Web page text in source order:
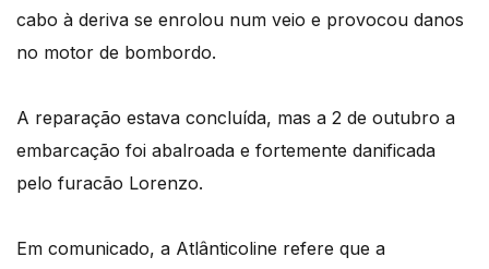
cabo à deriva se enrolou num veio e provocou danos
no motor de bombordo.
A reparação estava concluída, mas a 2 de outubro a
embarcação foi abalroada e fortemente danificada
pelo furacão Lorenzo.
Em comunicado, a Atlânticoline refere que a